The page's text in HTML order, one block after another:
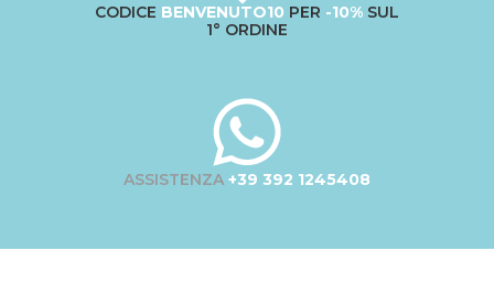
CODICE BENVENUTO10 PER -10% SUL
1° ORDINE
ASSISTENZA +39 392 1245408